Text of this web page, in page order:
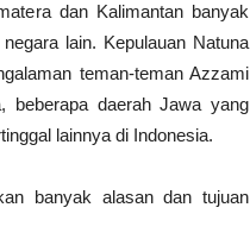
dan Kalimantan banyak
lain. Kepulauan Natuna
teman-teman Azzami
beberapa daerah Jawa yang
lainnya di Indonesia.
banyak alasan dan tujuan